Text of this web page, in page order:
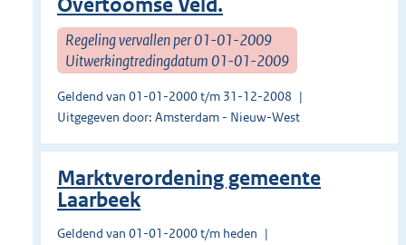
Overtoomse Veld.
Regeling vervallen per 01-01-2009
Uitwerkingtredingdatum 01-01-2009
Geldend van 01-01-2000 t/m 31-12-2008
Uitgegeven door: Amsterdam - Nieuw-West
Marktverordening gemeente
Laarbeek
Geldend van 01-01-2000 t/m heden